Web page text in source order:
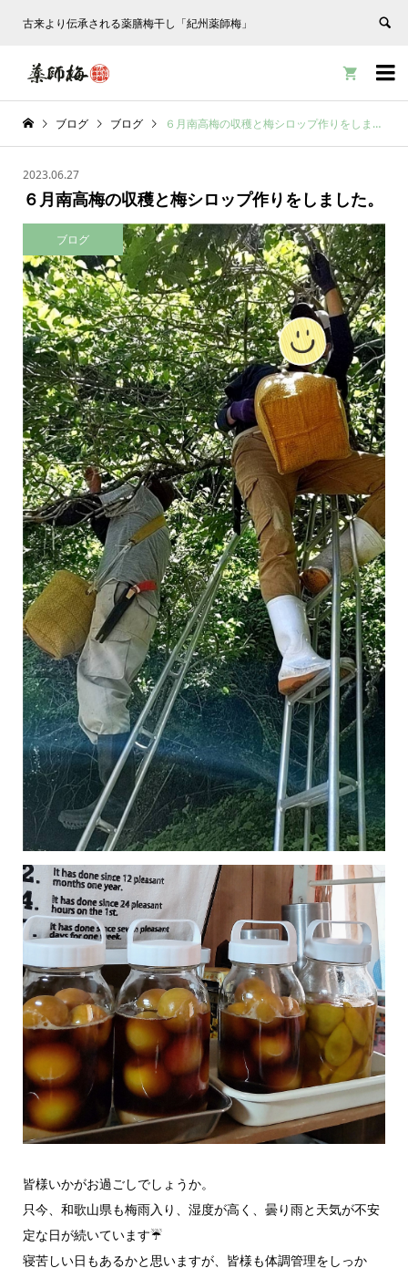
古来より伝承される薬膳梅干し「紀州薬師梅」


ブログ ブログ ６月南高梅の収穫と梅シロップ作りをしました。
2023.06.27
６月南高梅の収穫と梅シロップ作りをしました。
ブログ
皆様いかがお過ごしでしょうか。
只今、和歌山県も梅雨入り、湿度が高く、曇り雨と天気が不安
定な日が続いています☔
寝苦しい日もあるかと思いますが、皆様も体調管理をしっか